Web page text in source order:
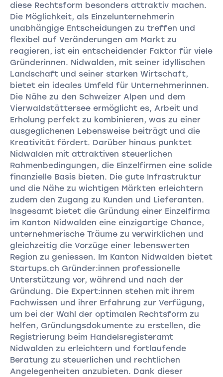
diese Rechtsform besonders attraktiv machen.
Die Möglichkeit, als Einzelunternehmerin
unabhängige Entscheidungen zu treffen und
flexibel auf Veränderungen am Markt zu
reagieren, ist ein entscheidender Faktor für viele
Gründerinnen. Nidwalden, mit seiner idyllischen
Landschaft und seiner starken Wirtschaft,
bietet ein ideales Umfeld für Unternehmerinnen.
Die Nähe zu den Schweizer Alpen und dem
Vierwaldstättersee ermöglicht es, Arbeit und
Erholung perfekt zu kombinieren, was zu einer
ausgeglichenen Lebensweise beiträgt und die
Kreativität fördert. Darüber hinaus punktet
Nidwalden mit attraktiven steuerlichen
Rahmenbedingungen, die Einzelfirmen eine solide
finanzielle Basis bieten. Die gute Infrastruktur
und die Nähe zu wichtigen Märkten erleichtern
zudem den Zugang zu Kunden und Lieferanten.
Insgesamt bietet die Gründung einer Einzelfirma
im Kanton Nidwalden eine einzigartige Chance,
unternehmerische Träume zu verwirklichen und
gleichzeitig die Vorzüge einer lebenswerten
Region zu geniessen. Im Kanton Nidwalden bietet
Startups.ch Gründer:innen professionelle
Unterstützung vor, während und nach der
Gründung. Die Expert:innen stehen mit ihrem
Fachwissen und ihrer Erfahrung zur Verfügung,
um bei der Wahl der optimalen Rechtsform zu
helfen, Gründungsdokumente zu erstellen, die
Registrierung beim Handelsregisteramt
Nidwalden zu erleichtern und fortlaufende
Beratung zu steuerlichen und rechtlichen
Angelegenheiten anzubieten. Dank dieser